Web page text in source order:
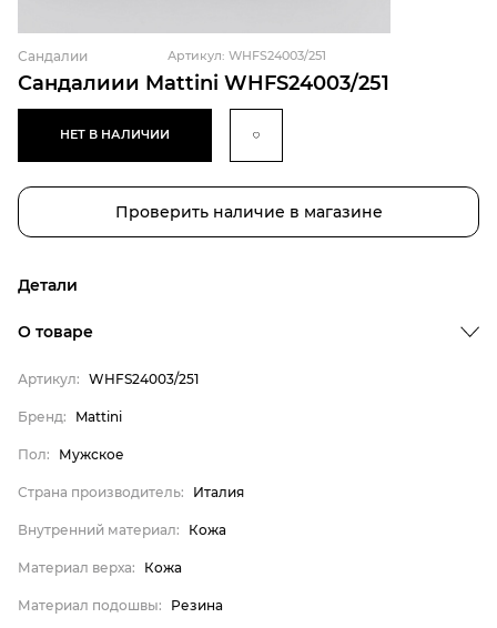
Сандалиии Mattini WHFS24003/251
Сандалии Артикул: WHFS24003/251
НЕТ В НАЛИЧИИ
Проверить наличие в магазине
Детали
Страна производитель
Внутренний материал
Материал верха
Материал подошвы
Материал стельки
Мужское
Италия
О товаре
Артикул: WHFS24003/251
Бренд: Mattini
Пол: Мужское
Страна производитель: Италия
Внутренний материал: Кожа
Материал верха: Кожа
Материал подошвы: Резина